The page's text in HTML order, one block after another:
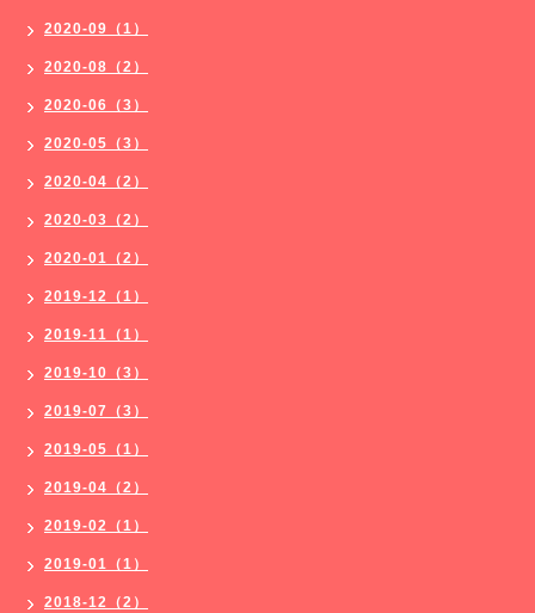
2020-09（1）
2020-08（2）
2020-06（3）
2020-05（3）
2020-04（2）
2020-03（2）
2020-01（2）
2019-12（1）
2019-11（1）
2019-10（3）
2019-07（3）
2019-05（1）
2019-04（2）
2019-02（1）
2019-01（1）
2018-12（2）